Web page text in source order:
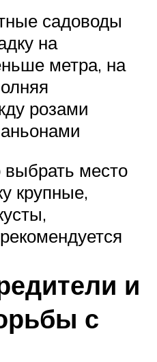
садоводы
на
метра, на
розами
место
крупные,
и
с